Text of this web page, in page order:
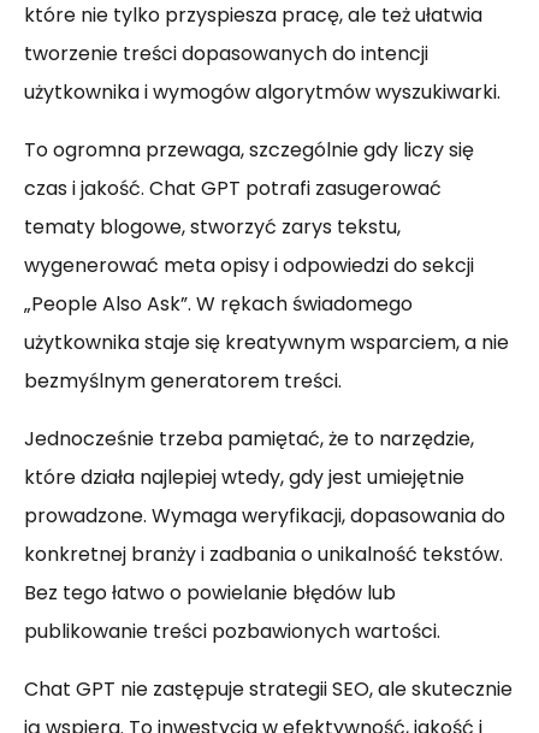
które nie tylko przyspiesza pracę, ale też ułatwia
tworzenie treści dopasowanych do intencji
użytkownika i wymogów algorytmów wyszukiwarki.
To ogromna przewaga, szczególnie gdy liczy się
czas i jakość. Chat GPT potrafi zasugerować
tematy blogowe, stworzyć zarys tekstu,
wygenerować meta opisy i odpowiedzi do sekcji
„People Also Ask”. W rękach świadomego
użytkownika staje się kreatywnym wsparciem, a nie
bezmyślnym generatorem treści.
Jednocześnie trzeba pamiętać, że to narzędzie,
które działa najlepiej wtedy, gdy jest umiejętnie
prowadzone. Wymaga weryfikacji, dopasowania do
konkretnej branży i zadbania o unikalność tekstów.
Bez tego łatwo o powielanie błędów lub
publikowanie treści pozbawionych wartości.
Chat GPT nie zastępuje strategii SEO, ale skutecznie